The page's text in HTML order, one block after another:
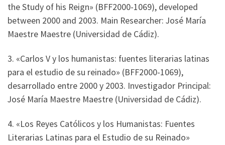
the Study of his Reign» (BFF2000-1069), developed
between 2000 and 2003. Main Researcher: José María
Maestre Maestre (Universidad de Cádiz).
3. «Carlos V y los humanistas: fuentes literarias latinas
para el estudio de su reinado» (BFF2000-1069),
desarrollado entre 2000 y 2003. Investigador Principal:
José María Maestre Maestre (Universidad de Cádiz).
4. «Los Reyes Católicos y los Humanistas: Fuentes
Literarias Latinas para el Estudio de su Reinado»